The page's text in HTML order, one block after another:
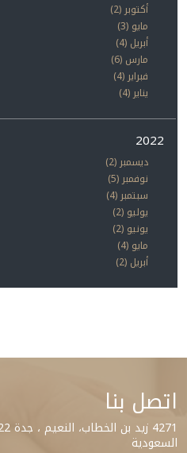
أكتوبر (2)
مايو (3)
أبريل (4)
مارس (6)
فبراير (4)
يناير (4)
2022
ديسمبر (2)
نوفمبر (5)
سبتمبر (4)
يوليو (2)
يونيو (2)
مايو (4)
أبريل (2)
اتصل بنا
السعودية